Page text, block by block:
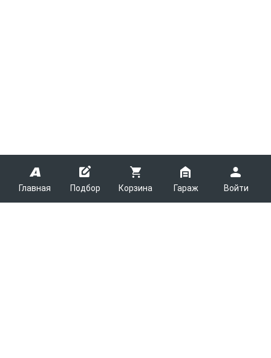
Главная Подбор Корзина Гараж Войти